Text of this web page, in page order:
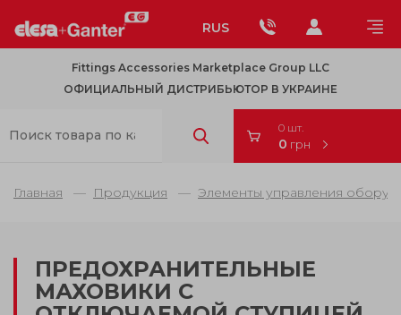
RUS
Fittings Accessories Marketplace Group LLC
ОФИЦИАЛЬНЫЙ ДИСТРИБЬЮТОР В УКРАИНЕ
0 шт.
0 грн
Главная Продукция Элементы управления
ПРЕДОХРАНИТЕЛЬНЫЕ
МАХОВИКИ С